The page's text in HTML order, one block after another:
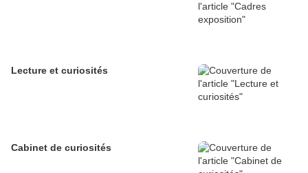
Lecture et curiosités
Cabinet de curiosités